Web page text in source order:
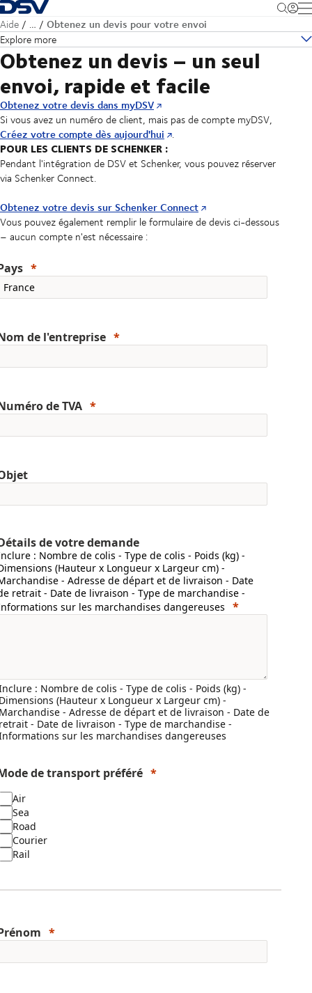
Retour à la page d'accueil
Aide … Obtenez un devis pour votre envoi
Explore more
Obtenez un devis – un seul
envoi, rapide et facile
Obtenez votre devis dans myDSV
Si vous avez un numéro de client, mais pas de compte myDSV,
Créez votre compte dès aujourd'hui .
POUR LES CLIENTS DE SCHENKER :
Pendant l'intégration de DSV et Schenker, vous pouvez réserver
via Schenker Connect.
Obtenez votre devis sur Schenker Connect
Vous pouvez également remplir le formulaire de devis ci-dessous
– aucun compte n'est nécessaire :
de l'entreprise
de TVA
de votre demande
: Nombre de colis - Type de colis - Poids (kg) -
(Hauteur x Longueur x Largeur cm) -
- Adresse de départ et de livraison - Date
retrait - Date de livraison - Type de marchandise -
sur les marchandises dangereuses
: Nombre de colis - Type de colis - Poids (kg) -
(Hauteur x Longueur x Largeur cm) -
- Adresse de départ et de livraison - Date de
- Date de livraison - Type de marchandise -
sur les marchandises dangereuses
de transport préféré
Air
Sea
Road
Courier
Rail